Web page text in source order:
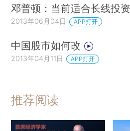
邓普顿：当前适合长线投
2013年06月04日 APP打开
中国股市如何改
2013年04月11日 APP打开
推荐阅读